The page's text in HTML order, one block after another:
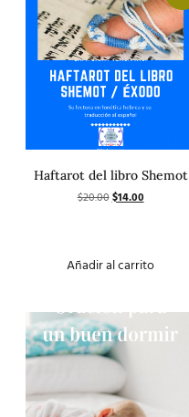
Haftarot del libro Shemot
$20.00$14.00
Añadir al carrito